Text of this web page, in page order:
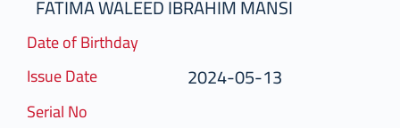
FATIMA WALEED IBRAHIM MANSI
Date of Birthday
Issue Date
2024-05-13
Serial No